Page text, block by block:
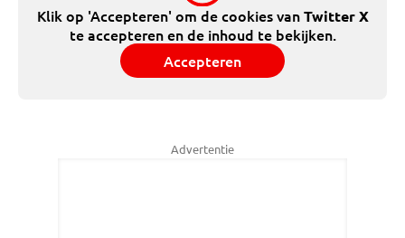
Klik op 'Accepteren' om de cookies vanTwitter X
te accepteren en de inhoud te bekijken.
Accepteren
Advertentie